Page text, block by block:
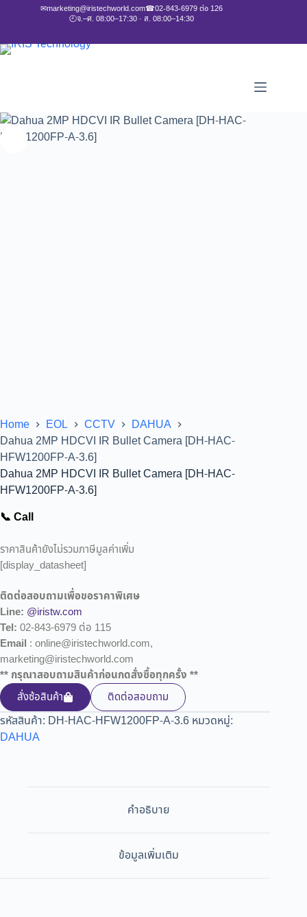
✉marketing@iristechworld.com☎02-843-6979 ต่อ 126
🕘จ.–ศ. 08:00–17:30 · ส. 08:00–14:30
Home EOL CCTV
DAHUA
Dahua 2MP HDCVI IR Bullet Camera [DH-HAC-
HFW1200FP-A-3.6]
Dahua 2MP HDCVI IR Bullet Camera [DH-HAC-
HFW1200FP-A-3.6]
📞 Call
ราคาสินค้ายังไม่รวมภาษีมูลค่าเพิ่ม
[display_datasheet]
ติดต่อสอบถามเพื่อขอราคาพิเศษ
Line: @iristw.com
Tel: 02-843-6979 ต่อ 115
Email : online@iristechworld.com,
marketing@iristechworld.com
** กรุณาสอบถามสินค้าก่อนกดสั่งซื้อทุกครั้ง **
สั่งซ้อสินค้า
ติดต่อสอบถาม
รหัสสินค้า: DH-HAC-HFW1200FP-A-3.6 หมวดหมู่:
DAHUA
คำอธิบาย
ข้อมูลเพิ่มเติม